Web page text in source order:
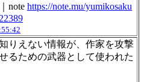
note https://note.mu/yumikosaku
りえない情報が、作家を攻撃
るための武器として使われた